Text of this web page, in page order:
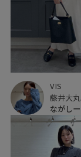
VIS
藤井大丸
ながしー